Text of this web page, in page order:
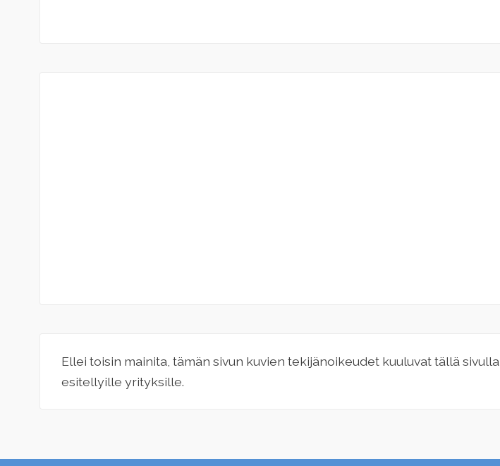
Ellei toisin mainita, tämän sivun kuvien tekijänoikeudet kuuluvat tällä sivulla
esitellyille yrityksille.